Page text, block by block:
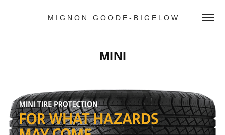
M I G N O N   G O O D E - B I G E L O W
MINI